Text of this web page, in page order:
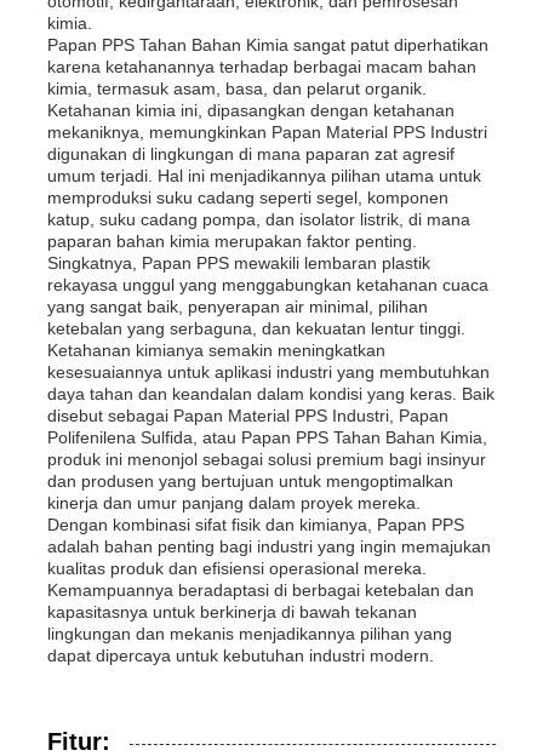
Papan Konstruksi Berongga PP
Lembaran Dinding PP
lembaran polypropylene
Pipa PP
Fittings pipa polipropilena
kimia.
Papan PPS Tahan Bahan Kimia sangat patut diperhatikan
karena ketahanannya terhadap berbagai macam bahan
kimia, termasuk asam, basa, dan pelarut organik.
Ketahanan kimia ini, dipasangkan dengan ketahanan
mekaniknya, memungkinkan Papan Material PPS Industri
digunakan di lingkungan di mana paparan zat agresif
umum terjadi. Hal ini menjadikannya pilihan utama untuk
memproduksi suku cadang seperti segel, komponen
katup, suku cadang pompa, dan isolator listrik, di mana
paparan bahan kimia merupakan faktor penting.
Singkatnya, Papan PPS mewakili lembaran plastik
rekayasa unggul yang menggabungkan ketahanan cuaca
yang sangat baik, penyerapan air minimal, pilihan
ketebalan yang serbaguna, dan kekuatan lentur tinggi.
Ketahanan kimianya semakin meningkatkan
kesesuaiannya untuk aplikasi industri yang membutuhkan
daya tahan dan keandalan dalam kondisi yang keras. Baik
disebut sebagai Papan Material PPS Industri, Papan
Polifenilena Sulfida, atau Papan PPS Tahan Bahan Kimia,
produk ini menonjol sebagai solusi premium bagi insinyur
dan produsen yang bertujuan untuk mengoptimalkan
kinerja dan umur panjang dalam proyek mereka.
Dengan kombinasi sifat fisik dan kimianya, Papan PPS
adalah bahan penting bagi industri yang ingin memajukan
kualitas produk dan efisiensi operasional mereka.
Kemampuannya beradaptasi di berbagai ketebalan dan
kapasitasnya untuk berkinerja di bawah tekanan
lingkungan dan mekanis menjadikannya pilihan yang
dapat dipercaya untuk kebutuhan industri modern.
Fitur: